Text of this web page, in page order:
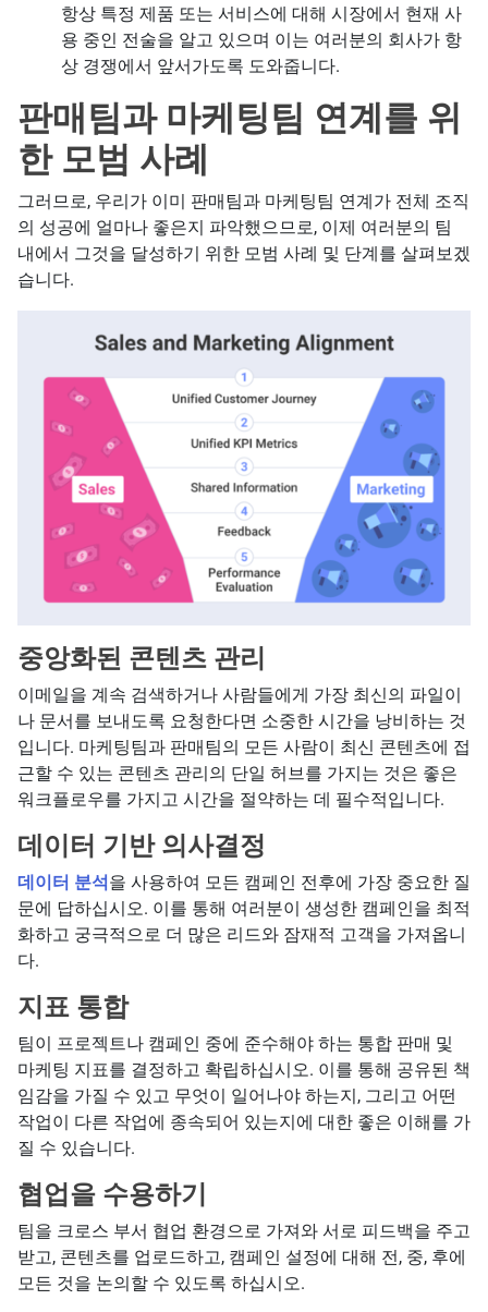
항상 특정 제품 또는 서비스에 대해 시장에서 현재 사
용 중인 전술을 알고 있으며 이는 여러분의 회사가 항
상 경쟁에서 앞서가도록 도와줍니다.
판매팀과 마케팅팀 연계를 위
한 모범 사례
그러므로, 우리가 이미 판매팀과 마케팅팀 연계가 전체 조직
의 성공에 얼마나 좋은지 파악했으므로, 이제 여러분의 팀
내에서 그것을 달성하기 위한 모범 사례 및 단계를 살펴보겠
습니다.
중앙화된 콘텐츠 관리
이메일을 계속 검색하거나 사람들에게 가장 최신의 파일이
나 문서를 보내도록 요청한다면 소중한 시간을 낭비하는 것
입니다. 마케팅팀과 판매팀의 모든 사람이 최신 콘텐츠에 접
근할 수 있는 콘텐츠 관리의 단일 허브를 가지는 것은 좋은
워크플로우를 가지고 시간을 절약하는 데 필수적입니다.
데이터 기반 의사결정
데이터 분석을 사용하여 모든 캠페인 전후에 가장 중요한 질
문에 답하십시오. 이를 통해 여러분이 생성한 캠페인을 최적
화하고 궁극적으로 더 많은 리드와 잠재적 고객을 가져옵니
다.
지표 통합
팀이 프로젝트나 캠페인 중에 준수해야 하는 통합 판매 및
마케팅 지표를 결정하고 확립하십시오. 이를 통해 공유된 책
임감을 가질 수 있고 무엇이 일어나야 하는지, 그리고 어떤
작업이 다른 작업에 종속되어 있는지에 대한 좋은 이해를 가
질 수 있습니다.
협업을 수용하기
팀을 크로스 부서 협업 환경으로 가져와 서로 피드백을 주고
받고, 콘텐츠를 업로드하고, 캠페인 설정에 대해 전, 중, 후에
모든 것을 논의할 수 있도록 하십시오.